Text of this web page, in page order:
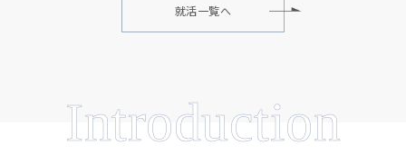
就活一覧へ
Introduction